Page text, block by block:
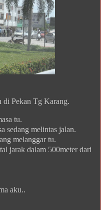
di Pekan Tg Karang.
tu.
sedang melintas jalan.
melanggar tu.
jarak dalam 500meter dari
aku..